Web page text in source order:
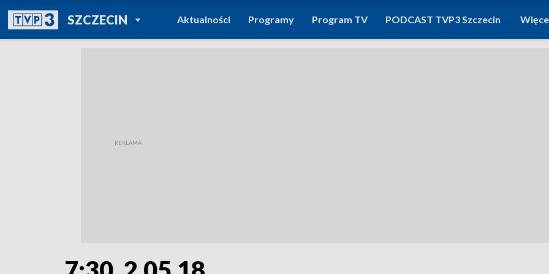
SZCZECINPOWRÓT DO
TVP REGIONY
Aktualności Programy Program TV PODCAST TVP3 Szczecin